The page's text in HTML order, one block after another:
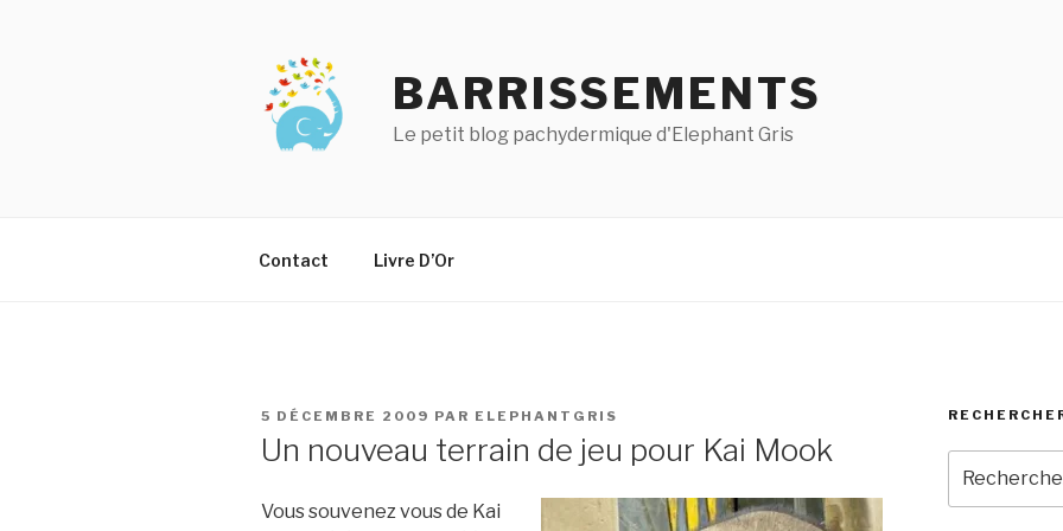
BARRISSEMENTS
Le petit blog pachydermique d'Elephant Gris
Contact Livre D’Or
PUBLIÉ
5 DÉCEMBRE 2009 PAR ELEPHANTGRIS
Un nouveau terrain de jeu pour Kai Mook
Vous souvenez vous de Kai
pour
: